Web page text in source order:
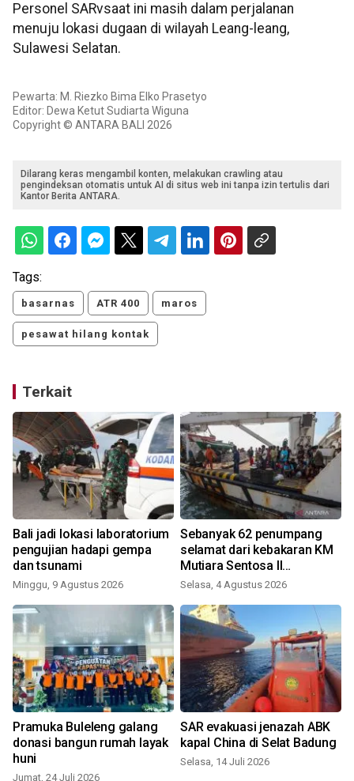
Personel SARvsaat ini masih dalam perjalanan
menuju lokasi dugaan di wilayah Leang-leang,
Sulawesi Selatan.
Pewarta: M. Riezko Bima Elko Prasetyo
Editor: Dewa Ketut Sudiarta Wiguna
Copyright © ANTARA BALI 2026
Dilarang keras mengambil konten, melakukan crawling atau
pengindeksan otomatis untuk AI di situs web ini tanpa izin tertulis dari
Kantor Berita ANTARA.
Tags:
basarnas ATR 400 maros
pesawat hilang kontak
Terkait
Bali jadi lokasi laboratorium
pengujian hadapi gempa
dan tsunami
Minggu, 9 Agustus 2026
Sebanyak 62 penumpang
selamat dari kebakaran KM
Mutiara Sentosa II
dikembalikan ke Surabaya
Selasa, 4 Agustus 2026
Pramuka Buleleng galang
donasi bangun rumah layak
huni
Jumat, 24 Juli 2026
SAR evakuasi jenazah ABK
kapal China di Selat Badung
Selasa, 14 Juli 2026